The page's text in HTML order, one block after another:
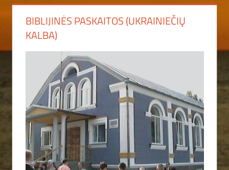
BIBLIJINĖS PASKAITOS (UKRAINIEČIŲ
KALBA)